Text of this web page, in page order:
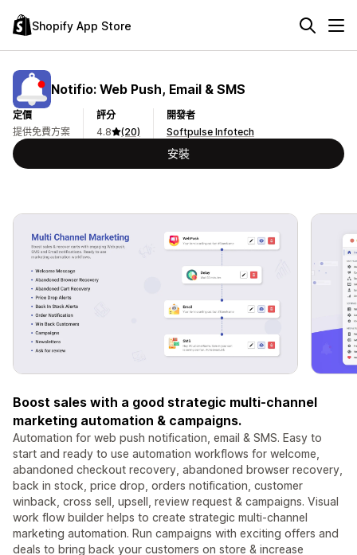
Shopify App Store
Notifio: Web Push, Email & SMS
定價
提供免費方案
評分
4.8
(20)
開發者
Softpulse Infotech
安裝
Boost sales with a good strategic multi-channel
marketing automation & campaigns.
Automation for web push notification, email & SMS. Easy to
start and ready to use automation workflows for welcome,
abandoned checkout recovery, abandoned browser recovery,
back in stock, price drop, orders notification, customer
winback, cross sell, upsell, review request & campaigns. Visual
work flow builder helps to create strategic multi-channel
marketing automation. Run campaigns with exciting offers and
deals to bring back your customers on store & increase